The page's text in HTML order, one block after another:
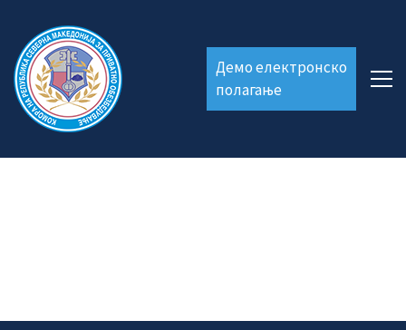
Демо електронско
полагање